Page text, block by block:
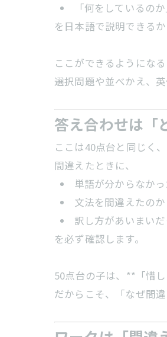
「何をしているのか
を日本語で説明できる
ここができるようになる
選択問題や並べかえ、
答え合わせは「
ここは40点台と同じく、
間違えたときに、
単語が分からなか
文法を間違えたのか
訳し方があいまい
を必ず確認します。
50点台の子は、**「惜
だからこそ、「なぜ間